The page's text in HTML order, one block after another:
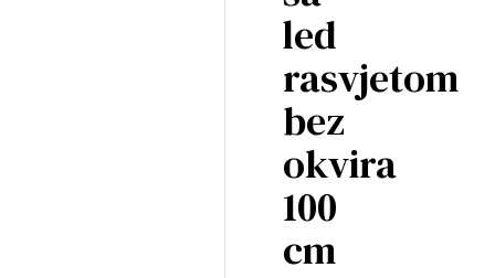
led
rasvjetom
bez
okvira
100
cm